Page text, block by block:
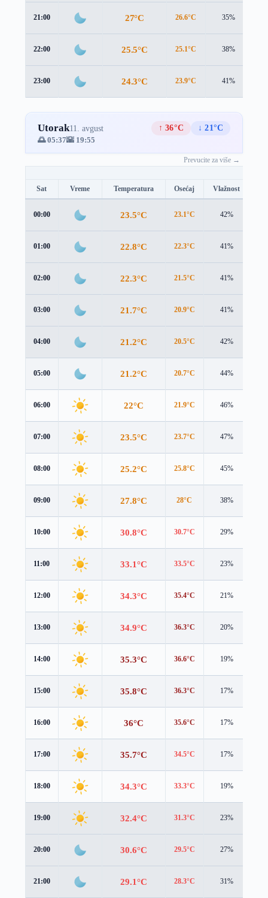
21:00 27°C 26.6°C 35%
22:00 25.5°C 25.1°C 38%
23:00 24.3°C 23.9°C 41%
Utorak11. avgust ↑ 36°C
↓ 21°C
🌅 05:37🌇 19:55
Prevucite za više →
Sat Vreme Temperatura Osećaj Vlažnost
00:00 23.5°C 23.1°C 42%
01:00 22.8°C 22.3°C 41%
02:00 22.3°C 21.5°C 41%
03:00 21.7°C 20.9°C 41%
04:00 21.2°C 20.5°C 42%
05:00 21.2°C 20.7°C 44%
06:00 22°C 21.9°C 46%
07:00 23.5°C 23.7°C 47%
08:00 25.2°C 25.8°C 45%
09:00 27.8°C 28°C 38%
10:00 30.8°C 30.7°C 29%
11:00 33.1°C 33.5°C 23%
12:00 34.3°C 35.4°C 21%
13:00 34.9°C 36.3°C 20%
14:00 35.3°C 36.6°C 19%
15:00 35.8°C 36.3°C 17%
16:00 36°C 35.6°C 17%
17:00 35.7°C 34.5°C 17%
18:00 34.3°C 33.3°C 19%
19:00 32.4°C 31.3°C 23%
20:00 30.6°C 29.5°C 27%
21:00 29.1°C 28.3°C 31%